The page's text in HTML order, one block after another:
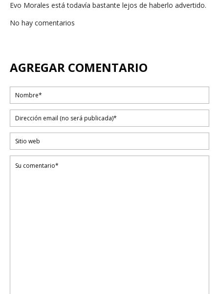
Evo Morales está todavía bastante lejos de haberlo advertido.
No hay comentarios
AGREGAR COMENTARIO